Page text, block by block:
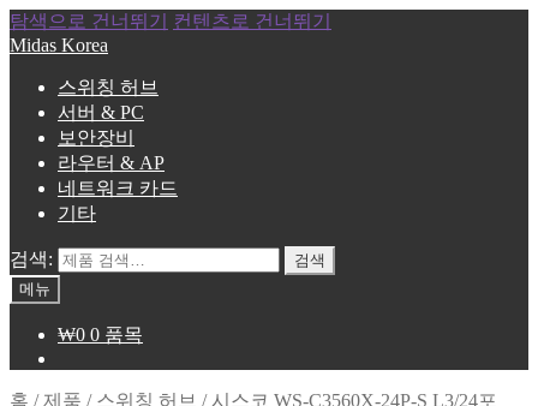
탐색으로 건너뛰기
컨텐츠로 건너뛰기
Midas Korea
스위칭 허브
서버 & PC
보안장비
라우터 & AP
네트워크 카드
기타
검색:
검색
메뉴
₩0 0 품목
홈 /제품 / 스위칭 허브 /시스코 WS-C3560X-24P-S L3/24포